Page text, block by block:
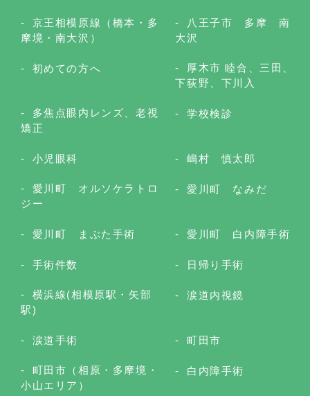
京王相模原線（橋本・多
摩境・南大沢）
八王子市 多摩 南
大沢
初めての方へ
厚木市 睦合、三田、
下荻野、下川入
多焦点眼内レンズ、老視
矯正
学校検診
小児眼科 嶋村 慎太郎
愛川町 オルソケラトロ
ジー
愛川町 なみだ
愛川町 まぶた手術 愛川町 白内障手術
手術件数 日帰り手術
横浜線(相模原駅・矢部
駅)
涙道内視鏡
涙道手術 町田市
町田市（相原・多摩境・
小山エリア）
白内障手術